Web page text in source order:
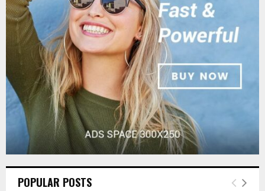
r
:
C
POPULAR POSTS